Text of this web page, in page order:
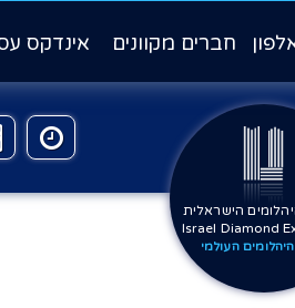
חברים מקוונים אינדקס
הישראלית
Israel Diamond
העולמי